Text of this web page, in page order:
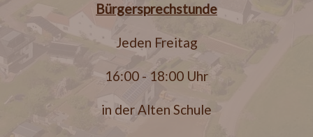
Bürgersprechstunde
Jeden Freitag
16:00 - 18:00 Uhr
in der Alten Schule